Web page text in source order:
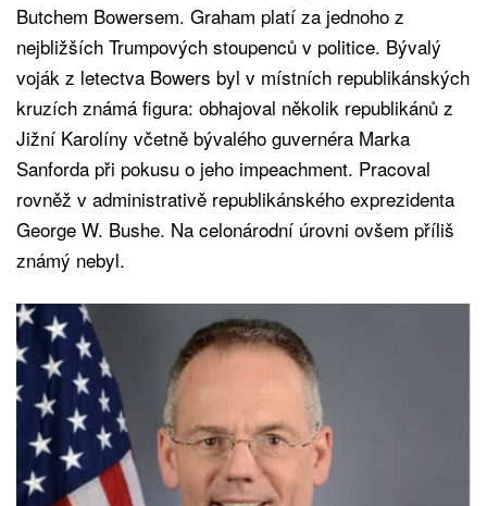
Butchem Bowersem. Graham platí za jednoho z
nejbližších Trumpových stoupenců v politice. Bývalý
voják z letectva Bowers byl v místních republikánských
kruzích známá figura: obhajoval několik republikánů z
Jižní Karolíny včetně bývalého guvernéra Marka
Sanforda při pokusu o jeho impeachment. Pracoval
rovněž v administrativě republikánského exprezidenta
George W. Bushe. Na celonárodní úrovni ovšem příliš
známý nebyl.